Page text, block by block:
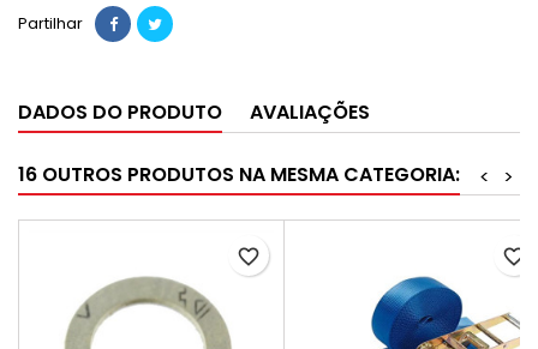
Partilhar
DADOS DO PRODUTO AVALIAÇÕES
16 OUTROS PRODUTOS NA MESMA CATEGORIA: >
<
favorite_border favorite_border